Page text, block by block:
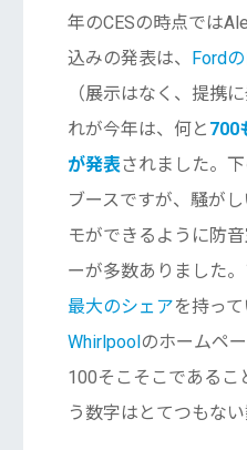
年のCESの時点では
込みの発表は、 Ford
（展示はなく、提携
れが今年は、何と 700
が発表されました。
ブースですが、騒が
モができるように防
ーが多数ありました
最大のシェアを持っ
Whirlpoolのホームペ
100そこそこであるこ
う数字はとてつもない